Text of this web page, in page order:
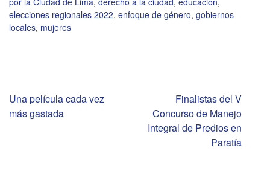
elecciones regionales 2022, enfoque de género, gobiernos
locales, mujeres
Navegación
Una película cada vez
más gastada
Finalistas del V
Concurso de Manejo
Integral de Predios en
Paratía